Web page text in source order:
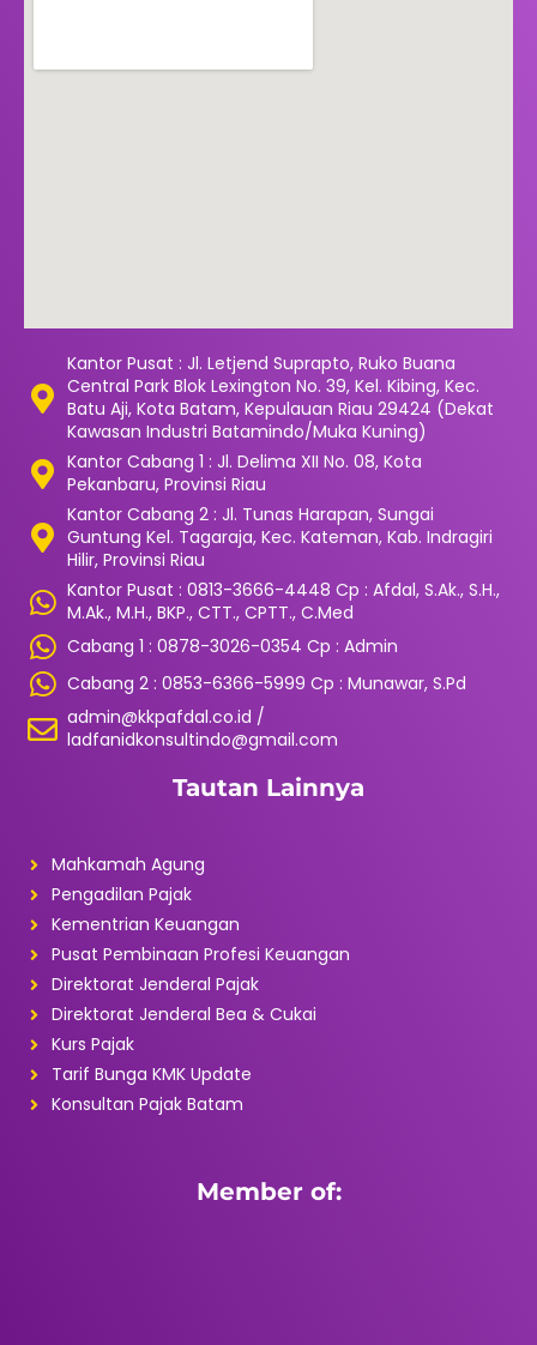
Kantor Pusat : Jl. Letjend Suprapto, Ruko Buana
Central Park Blok Lexington No. 39, Kel. Kibing, Kec.
Batu Aji, Kota Batam, Kepulauan Riau 29424 (Dekat
Kawasan Industri Batamindo/Muka Kuning)
Kantor Cabang 1 : Jl. Delima XII No. 08, Kota
Pekanbaru, Provinsi Riau
Kantor Cabang 2 : Jl. Tunas Harapan, Sungai
Guntung Kel. Tagaraja, Kec. Kateman, Kab. Indragiri
Hilir, Provinsi Riau
Kantor Pusat : 0813-3666-4448 Cp : Afdal, S.Ak., S.H.,
M.Ak., M.H., BKP., CTT., CPTT., C.Med
Cabang 1 : 0878-3026-0354 Cp : Admin
Cabang 2 : 0853-6366-5999 Cp : Munawar, S.Pd
admin@kkpafdal.co.id /
ladfanidkonsultindo@gmail.com
Tautan Lainnya
Mahkamah Agung
Pengadilan Pajak
Kementrian Keuangan
Pusat Pembinaan Profesi Keuangan
Direktorat Jenderal Pajak
Direktorat Jenderal Bea & Cukai
Kurs Pajak
Tarif Bunga KMK Update
Konsultan Pajak Batam
Member of: